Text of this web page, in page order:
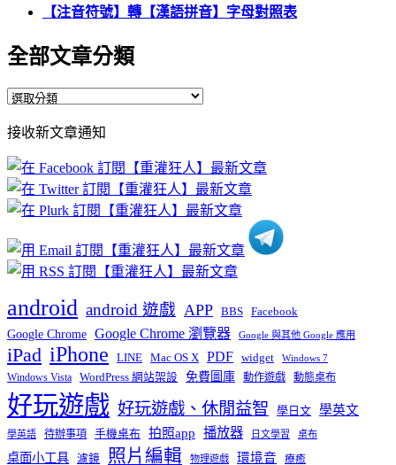
【注音符號】轉【漢語拼音】字母對照表
全部文章分類
全
文
章
分
類
接收新文章通知
android android 遊戲 APP BBS Facebook
Google Chrome Google Chrome 瀏覽器 Google 與其他 Google 應用
iPad iPhone LINE Mac OS X PDF widget Windows 7
Windows Vista WordPress 網站架設 免費圖庫 動作遊戲 動態桌布
好玩遊戲 好玩遊戲、休閒益智 學日文 學英文
學英語 待辦事項 手機桌布 拍照app 播放器 日文學習 桌布
桌面小工具 濾鏡 照片編輯 物理遊戲 環境音 療癒